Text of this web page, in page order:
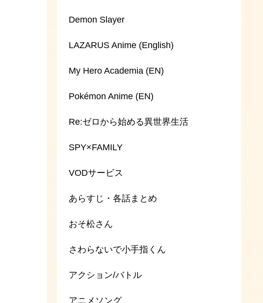
Demon Slayer
LAZARUS Anime (English)
My Hero Academia (EN)
Pokémon Anime (EN)
Re:ゼロから始める異世界生活
SPY×FAMILY
VODサービス
あらすじ・各話まとめ
おそ松さん
さわらないで小手指くん
アクション/バトル
アニメソング